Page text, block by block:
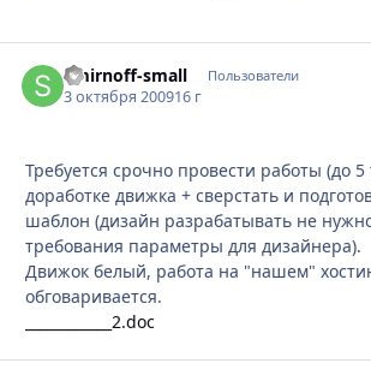
Smirnoff-small Пользователи
3 октября 200916 г
Требуется срочно провести работы (до
доработке движка + сверстать и
шаблон (дизайн разрабатывать не
требования параметры для дизайнера).
Движок белый, работа на "нашем"
обговаривается.
____________2.doc